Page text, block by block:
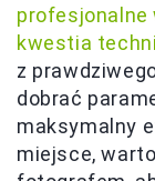
profesjonalne
kwestia
z
dobrać
maksymalny
miejsce,